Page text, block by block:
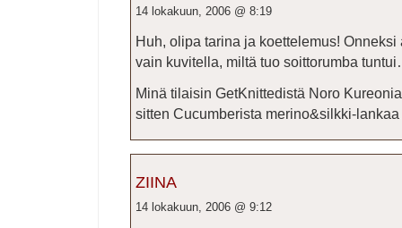
14 lokakuun, 2006 @ 8:19
Huh, olipa tarina ja koettelemus!
vain kuvitella, miltä tuo soittorumba
Minä tilaisin GetKnittedistä Noro
sitten Cucumberista merino&silkki-
ZIINA
14 lokakuun, 2006 @ 9:12